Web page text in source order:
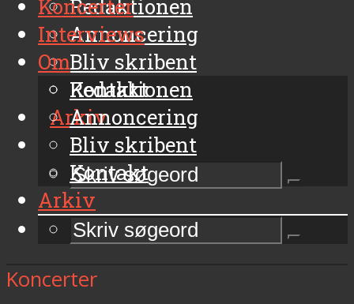
Redaktionen
Annoncering
Bliv skribent
Kontakt
Arkiv
Koncerter
Interviews
Om
Redaktionen
Annoncering
Bliv skribent
Kontakt
Arkiv
Koncerter